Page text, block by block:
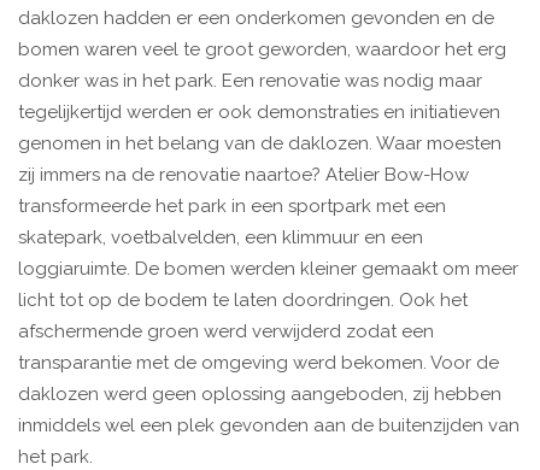
daklozen hadden er een onderkomen gevonden en de
bomen waren veel te groot geworden, waardoor het erg
donker was in het park. Een renovatie was nodig maar
tegelijkertijd werden er ook demonstraties en initiatieven
genomen in het belang van de daklozen. Waar moesten
zij immers na de renovatie naartoe? Atelier Bow-How
transformeerde het park in een sportpark met een
skatepark, voetbalvelden, een klimmuur en een
loggiaruimte. De bomen werden kleiner gemaakt om meer
licht tot op de bodem te laten doordringen. Ook het
afschermende groen werd verwijderd zodat een
transparantie met de omgeving werd bekomen. Voor de
daklozen werd geen oplossing aangeboden, zij hebben
inmiddels wel een plek gevonden aan de buitenzijden van
het park.